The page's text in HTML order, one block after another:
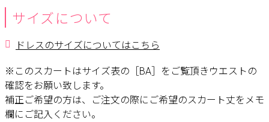
サイズについて
ドレスのサイズについてはこちら
※このスカートはサイズ表の［BA］をご覧頂きウエストの
確認をお願い致します。
補正ご希望の方は、ご注文の際にご希望のスカート丈をメモ
欄にご記入ください。